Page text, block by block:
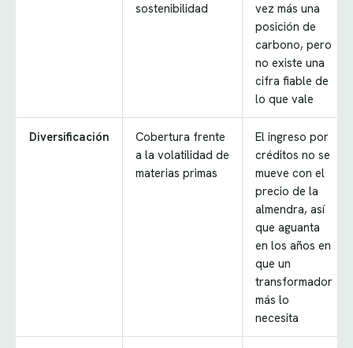
sostenibilidad
vez más una
posición de
carbono, pero
no existe una
cifra fiable de
lo que vale
Diversificación
Cobertura frente
a la volatilidad de
materias primas
El ingreso por
créditos no se
mueve con el
precio de la
almendra, así
que aguanta
en los años en
que un
transformador
más lo
necesita